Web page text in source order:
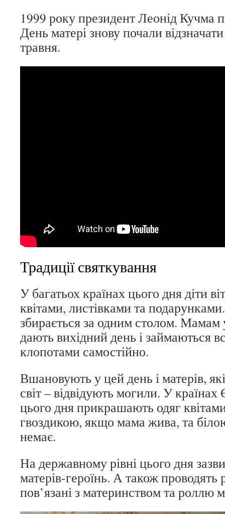
1999 року президент Леонід Кучма
День матері знову почали
травня.
Традиції святкування
У багатьох країнах цього дня діти
квітами, листівками та
збирається за одним столом. Мамам
дають вихідний день і займаються
клопотами самостійно.
Вшановують у цей день і матерів,
світ – відвідують могили. У
цього дня прикрашають одяг
гвоздикою, якщо мама жива, та
немає.
На державному рівні цього дня
матерів-героїнь. А також проводять
пов’язані з материнством та роллю